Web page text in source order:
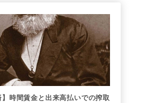
】時間賃金と出来高払いでの搾取